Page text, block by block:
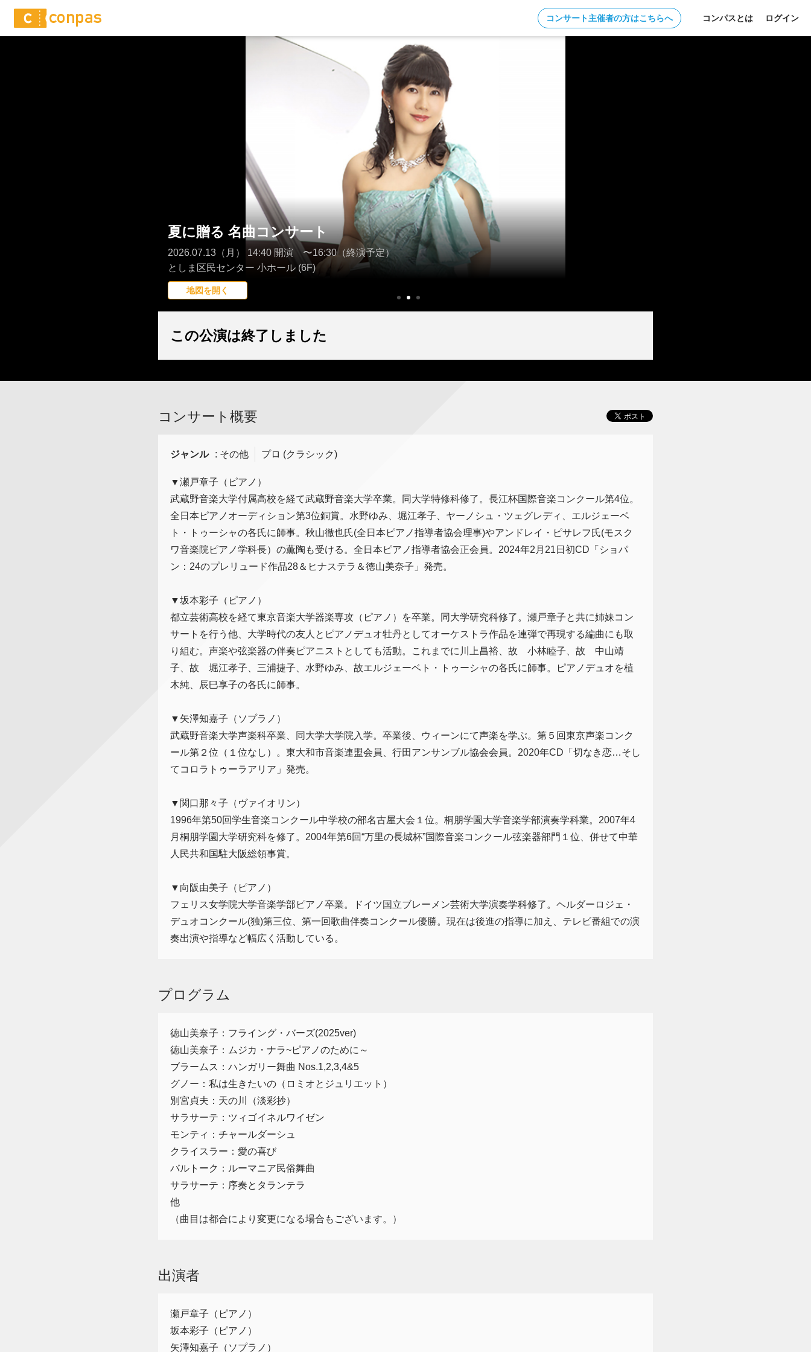
コンサート主催者の方はこちらへ コンパスとは ログイン
夏に贈る 名曲コンサート
2026.07.13（月） 14:40 開演 〜16:30（終演予定）
としま区民センター 小ホール (6F)
地図を開く
この公演は終了しました
コンサート概要
ジャンル : その他 プロ (クラシック)
▼瀬戸章子（ピアノ）
武蔵野音楽大学付属高校を経て武蔵野音楽大学卒業。同大学特修科修了。長江杯国際音楽コンクール第4位。
全日本ピアノオーディション第3位銅賞。水野ゆみ、堀江孝子、ヤーノシュ・ツェグレディ、エルジェーベ
ト・トゥーシャの各氏に師事。秋山徹也氏(全日本ピアノ指導者協会理事)やアンドレイ・ピサレフ氏(モスク
ワ音楽院ピアノ学科長）の薫陶も受ける。全日本ピアノ指導者協会正会員。2024年2月21日初CD「ショパ
ン：24のプレリュード作品28＆ヒナステラ＆徳山美奈子」発売。
▼坂本彩子（ピアノ）
都立芸術高校を経て東京音楽大学器楽専攻（ピアノ）を卒業。同大学研究科修了。瀬戸章子と共に姉妹コン
サートを行う他、大学時代の友人とピアノデュオ牡丹としてオーケストラ作品を連弾で再現する編曲にも取
り組む。声楽や弦楽器の伴奏ピアニストとしても活動。これまでに川上昌裕、故 小林睦子、故 中山靖
子、故 堀江孝子、三浦捷子、水野ゆみ、故エルジェーベト・トゥーシャの各氏に師事。ピアノデュオを植
木純、辰巳享子の各氏に師事。
▼矢澤知嘉子（ソプラノ）
武蔵野音楽大学声楽科卒業、同大学大学院入学。卒業後、ウィーンにて声楽を学ぶ。第５回東京声楽コンク
ール第２位（１位なし）。東大和市音楽連盟会員、行田アンサンブル協会会員。2020年CD「切なき恋…そし
てコロラトゥーラアリア」発売。
▼関口那々子（ヴァイオリン）
1996年第50回学生音楽コンクール中学校の部名古屋大会１位。桐朋学園大学音楽学部演奏学科業。2007年4
月桐朋学園大学研究科を修了。2004年第6回“万里の長城杯”国際音楽コンクール弦楽器部門１位、併せて中華
人民共和国駐大阪総領事賞。
▼向阪由美子（ピアノ）
フェリス女学院大学音楽学部ピアノ卒業。ドイツ国立ブレーメン芸術大学演奏学科修了。ヘルダーロジェ・
デュオコンクール(独)第三位、第一回歌曲伴奏コンクール優勝。現在は後進の指導に加え、テレビ番組での演
奏出演や指導など幅広く活動している。
プログラム
徳山美奈子：フライング・バーズ(2025ver)
徳山美奈子：ムジカ・ナラ~ピアノのために～
ブラームス：ハンガリー舞曲 Nos.1,2,3,4&5
グノー：私は生きたいの（ロミオとジュリエット）
別宮貞夫：天の川（淡彩抄）
サラサーテ：ツィゴイネルワイゼン
モンティ：チャールダーシュ
クライスラー：愛の喜び
バルトーク：ルーマニア民俗舞曲
サラサーテ：序奏とタランテラ
他
（曲目は都合により変更になる場合もございます。）
出演者
瀬戸章子（ピアノ）
坂本彩子（ピアノ）
矢澤知嘉子（ソプラノ）